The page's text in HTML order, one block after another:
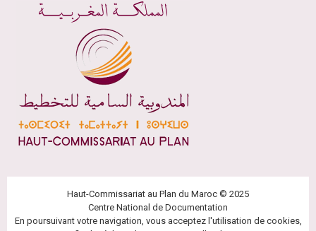
Haut-Commissariat au Plan du Maroc © 2025
Centre National de Documentation
En poursuivant votre navigation, vous acceptez l'utilisation de cookies,